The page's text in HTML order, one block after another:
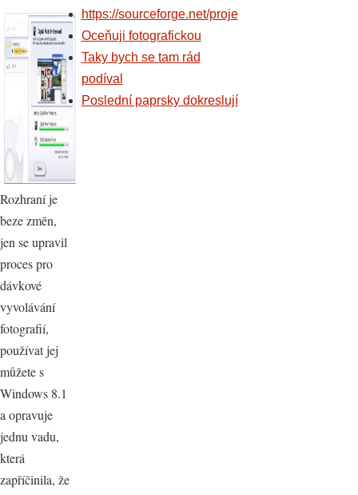
Rozhraní je
beze změn,
jen se upravil
proces pro
dávkové
vyvolávání
fotografií,
používat jej
můžete s
Windows 8.1
a opravuje
jednu vadu,
která
zapříčinila, že
https://sourceforge.net/proje
Oceňuji fotografickou
Taky bych se tam rád
podíval
Poslední paprsky dokreslují